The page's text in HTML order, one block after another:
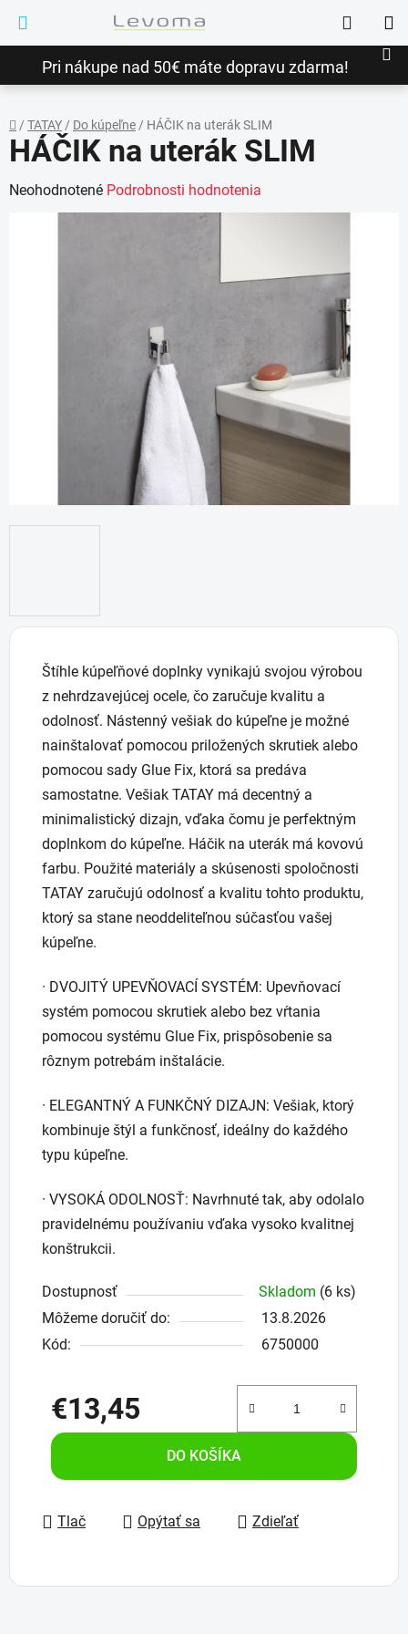
obsah
Pri nákupe nad 50€ máte dopravu zdarma!
Hľadať
Domov
/ TATAY/ Do kúpeľne/ HÁČIK na uterák SLIM
Štíhle kúpeľňové doplnky vynikajú svojou výrobou
z nehrdzavejúcej ocele, čo zaručuje kvalitu a
odolnosť. Nástenný vešiak do kúpeľne je možné
nainštalovať pomocou priložených skrutiek alebo
pomocou sady Glue Fix, ktorá sa predáva
samostatne. Vešiak TATAY má decentný a
minimalistický dizajn, vďaka čomu je perfektným
doplnkom do kúpeľne. Háčik na uterák má kovovú
farbu. Použité materiály a skúsenosti spoločnosti
TATAY zaručujú odolnosť a kvalitu tohto produktu,
ktorý sa stane neoddeliteľnou súčasťou vašej
kúpeľne.
· DVOJITÝ UPEVŇOVACÍ SYSTÉM: Upevňovací
systém pomocou skrutiek alebo bez vŕtania
pomocou systému Glue Fix, prispôsobenie sa
rôznym potrebám inštalácie.
· ELEGANTNÝ A FUNKČNÝ DIZAJN: Vešiak, ktorý
kombinuje štýl a funkčnosť, ideálny do každého
typu kúpeľne.
· VYSOKÁ ODOLNOSŤ: Navrhnuté tak, aby odolalo
pravidelnému používaniu vďaka vysoko kvalitnej
konštrukcii.
Dostupnosť Skladom (6 ks)
Môžeme doručiť do:
13.8.2026
Kód:
6750000
€13,45
Jednotková cena:
DO KOŠÍKA
Tlač Opýtať sa Zdieľať
HÁČIK na uterák SLIM
Priemerné
hodnotenie
Neohodnotené Podrobnosti hodnotenia